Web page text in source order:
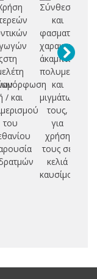
στη
/ και
του
Σύνθεση
και
άκαμπτων
πολυμερών
και
μιγμάτων
τους,
για
χρήση
τους σε
κελιά
καυσίμου